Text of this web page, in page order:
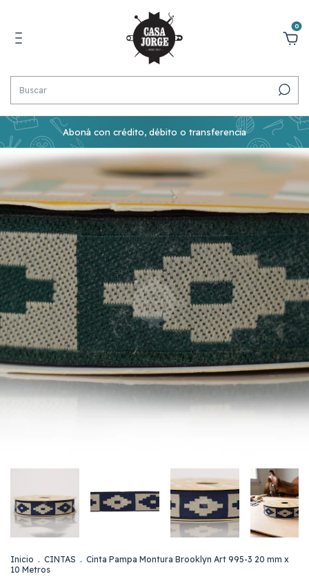
0
Aboná con crédito, débito o transferencia
Inicio . CINTAS . Cinta Pampa Montura Brooklyn Art 995-3 20 mm x
10 Metros